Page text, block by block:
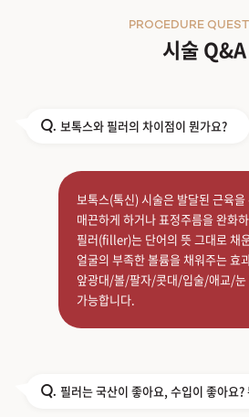
시술 Q&A
PROCEDURE
Q. 보톡스와 필러의 차이점이 뭔가요?
보톡스(톡신) 시술은 발달된 근육
매끈하게 하거나 표정주름을 완화
필러(filler)는 단어의 뜻 그대로 채
얼굴의 부족한 볼륨을 채워주는 효
앞광대/볼/팔자/콧대/입술/애교/눈
가능합니다.
Q. 필러는 국산이 좋아요, 수입이 좋아요?